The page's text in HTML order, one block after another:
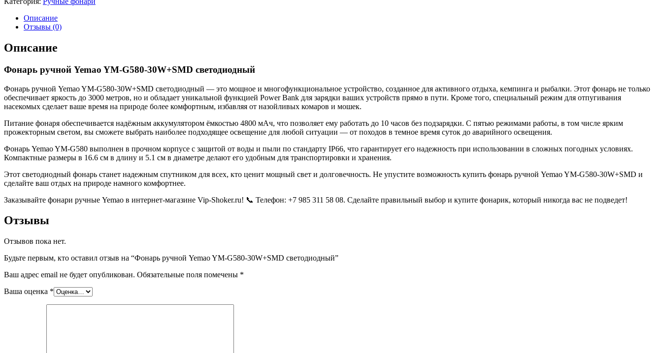
Описание
Отзывы (0)
Описание
Фонарь ручной Yemao YM-G580-30W+SMD светодиодный
Фонарь ручной Yemao YM-G580-30W+SMD светодиодный — это мощное и многофункциональное устройство, созданное для активного отдыха, кемпинга и рыбалки. Этот фонарь не только
обеспечивает яркость до 3000 метров, но и обладает уникальной функцией Power Bank для зарядки ваших устройств прямо в пути. Кроме того, специальный режим для отпугивания
насекомых сделает ваше время на природе более комфортным, избавляя от назойливых комаров и мошек.
Питание фонаря обеспечивается надёжным аккумулятором ёмкостью 4800 мАч, что позволяет ему работать до 10 часов без подзарядки. С пятью режимами работы, в том числе ярким
прожекторным светом, вы сможете выбрать наиболее подходящее освещение для любой ситуации — от походов в темное время суток до аварийного освещения.
Фонарь Yemao YM-G580 выполнен в прочном корпусе с защитой от воды и пыли по стандарту IP66, что гарантирует его надежность при использовании в сложных погодных условиях.
Компактные размеры в 16.6 см в длину и 5.1 см в диаметре делают его удобным для транспортировки и хранения.
Этот светодиодный фонарь станет надежным спутником для всех, кто ценит мощный свет и долговечность. Не упустите возможность купить фонарь ручной Yemao YM-G580-30W+SMD и
сделайте ваш отдых на природе намного комфортнее.
Заказывайте фонари ручные Yemao в интернет-магазине Vip-Shoker.ru! 📞 Телефон: +7 985 311 58 08. Сделайте правильный выбор и купите фонарик, который никогда вас не подведет!
Отзывы
Отзывов пока нет.
Будьте первым, кто оставил отзыв на “Фонарь ручной Yemao YM-G580-30W+SMD светодиодный”
Ваш адрес email не будет опубликован. Обязательные поля помечены *
Ваша оценка *